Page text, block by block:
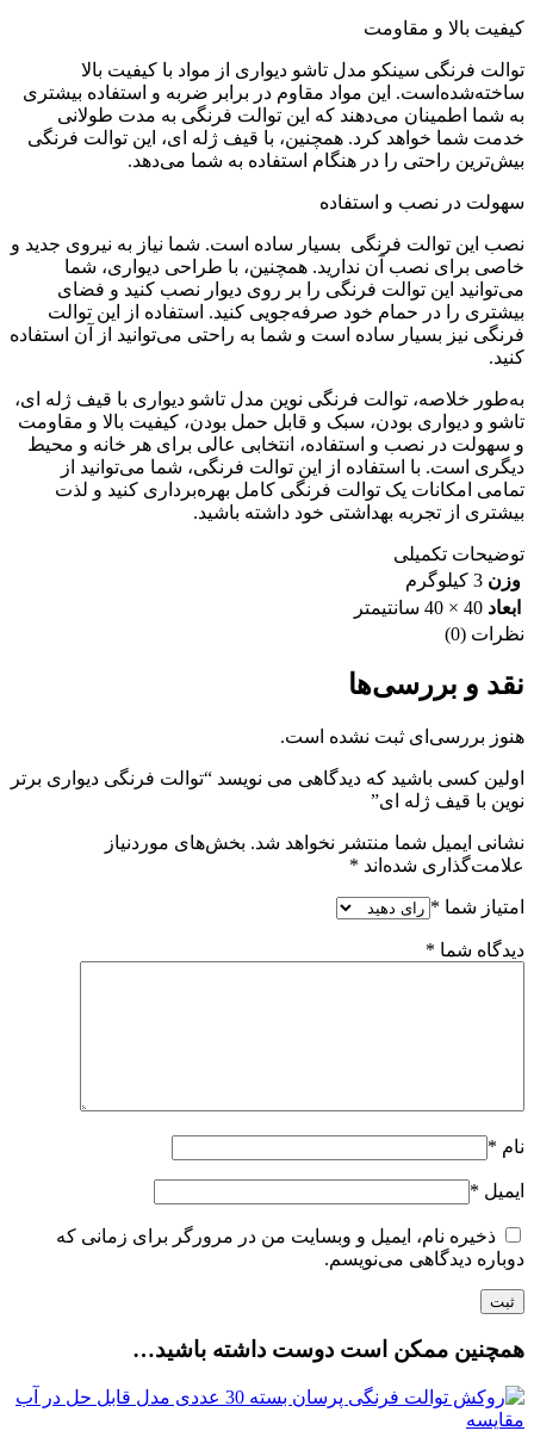
کیفیت بالا و مقاومت
توالت فرنگی سینکو مدل تاشو دیواری از مواد با کیفیت بالا
ساخته‌شده‌است. این مواد مقاوم در برابر ضربه و استفاده بیشتری
به شما اطمینان می‌دهند که این توالت فرنگی به مدت طولانی
خدمت شما خواهد کرد. همچنین، با قیف ژله ای، این توالت فرنگی
بیش‌ترین راحتی را در هنگام استفاده به شما می‌دهد.
سهولت در نصب و استفاده
نصب این توالت فرنگی بسیار ساده است. شما نیاز به نیروی جدید و
خاصی برای نصب آن ندارید. همچنین، با طراحی دیواری، شما
می‌توانید این توالت فرنگی را بر روی دیوار نصب کنید و فضای
بیشتری را در حمام خود صرفه‌جویی کنید. استفاده از این توالت
فرنگی نیز بسیار ساده است و شما به راحتی می‌توانید از آن استفاده
کنید.
به‌طور خلاصه، توالت فرنگی نوین مدل تاشو دیواری با قیف ژله ای،
تاشو و دیواری بودن، سبک و قابل حمل بودن، کیفیت بالا و مقاومت
و سهولت در نصب و استفاده، انتخابی عالی برای هر خانه و محیط
دیگری است. با استفاده از این توالت فرنگی، شما می‌توانید از
تمامی امکانات یک توالت فرنگی کامل بهره‌برداری کنید و لذت
بیشتری از تجربه بهداشتی خود داشته باشید.
توضیحات تکمیلی
وزن 3 کیلوگرم
ابعاد 40 × 40 سانتیمتر
نظرات (0)
نقد و بررسی‌ها
هنوز بررسی‌ای ثبت نشده است.
اولین کسی باشید که دیدگاهی می نویسد “توالت فرنگی دیواری برتر
نوین با قیف ژله ای”
نشانی ایمیل شما منتشر نخواهد شد. بخش‌های موردنیاز
علامت‌گذاری شده‌اند *
امتیاز شما *
دیدگاه شما *
نام *
ایمیل *
ذخیره نام، ایمیل و وبسایت من در مرورگر برای زمانی که
دوباره دیدگاهی می‌نویسم.
همچنین ممکن است دوست داشته باشید…
مقایسه